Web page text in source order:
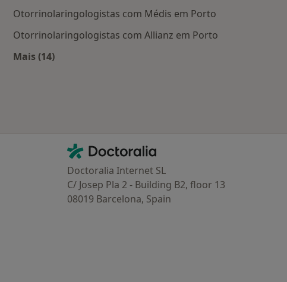
Otorrinolaringologistas com Médis em Porto
Otorrinolaringologistas com Allianz em Porto
Mais (14)
Contacto
Doctoralia - Homepage
Doctoralia Internet SL
C/ Josep Pla 2 - Building B2, floor 13
08019 Barcelona, Spain